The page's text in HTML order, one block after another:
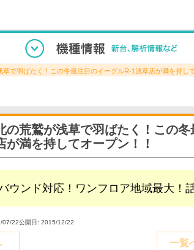
草で羽ばたく！この冬最注目のイーグルR-1浅草店が満を持し
の荒鷲が浅草で羽ばたく！この
が満を持してオープン！！
ウンド対応！ワンフロア地域最大！
07/22公開日: 2015/12/22
一覧